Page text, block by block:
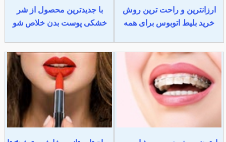
ارزانترین و راحت ترین روش
خرید بلیط اتوبوس برای همه
با جدیدترین محصول از شر
خشکی پوست بدن خلاص شو